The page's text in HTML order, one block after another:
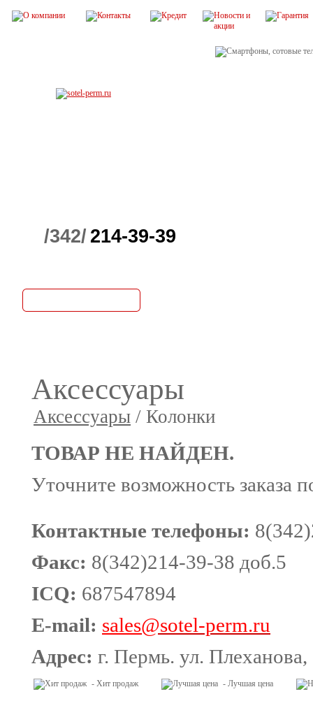
/342/ 214-39-39
Аксессуары
Аксессуары / Колонки
ТОВАР НЕ НАЙДЕН.
Уточните возможность заказа
Контактные телефоны:
Факс: 8(342)214-39-38 доб.5
ICQ: 687547894
E-mail: sales@sotel-perm.ru
Адрес: г. Пермь. ул. Плеханова,
- Хит продаж - Лучшая цена